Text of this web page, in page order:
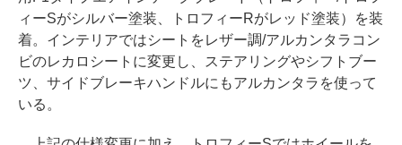
ィーSがシルバー塗装、トロフィーRがレッド塗装）を装
着。インテリアではシートをレザー調/アルカンタラコン
ビのレカロシートに変更し、ステアリングやシフトブー
ツ、サイドブレーキハンドルにもアルカンタラを使って
いる。